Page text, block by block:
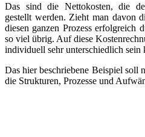
Das sind die Nettokosten, die
gestellt werden. Zieht man davon
diesen ganzen Prozess erfolgreich
so viel übrig. Auf diese
individuell sehr unterschiedlich sein
Das hier beschriebene Beispiel soll
die Strukturen, Prozesse und